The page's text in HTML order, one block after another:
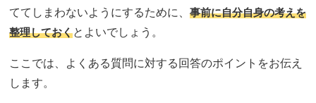
ててしまわないようにするために、事前に自分自身の考えを
整理しておくとよいでしょう。
ここでは、よくある質問に対する回答のポイントをお伝え
します。